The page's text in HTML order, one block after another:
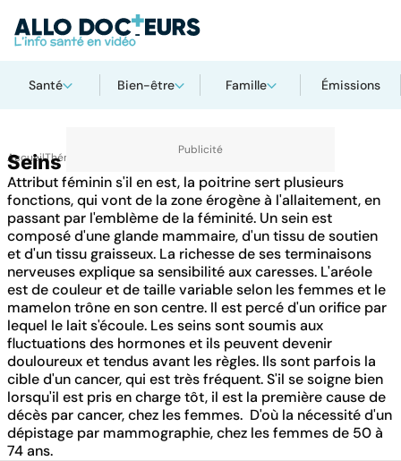
Santé Bien-être Famille Émissions
AccueilThématiques
Seins
Attribut féminin s'il en est, la poitrine sert plusieurs
fonctions, qui vont de la zone érogène à l'allaitement, en
passant par l'emblème de la féminité. Un sein est
composé d'une glande mammaire, d'un tissu de soutien
et d'un tissu graisseux. La richesse de ses terminaisons
nerveuses explique sa sensibilité aux caresses. L'aréole
est de couleur et de taille variable selon les femmes et le
mamelon trône en son centre. Il est percé d'un orifice par
lequel le lait s'écoule. Les seins sont soumis aux
fluctuations des hormones et ils peuvent devenir
douloureux et tendus avant les règles. Ils sont parfois la
cible d'un cancer, qui est très fréquent. S'il se soigne bien
lorsqu'il est pris en charge tôt, il est la première cause de
décès par cancer, chez les femmes. D'où la nécessité d'un
dépistage par mammographie, chez les femmes de 50 à
74 ans.